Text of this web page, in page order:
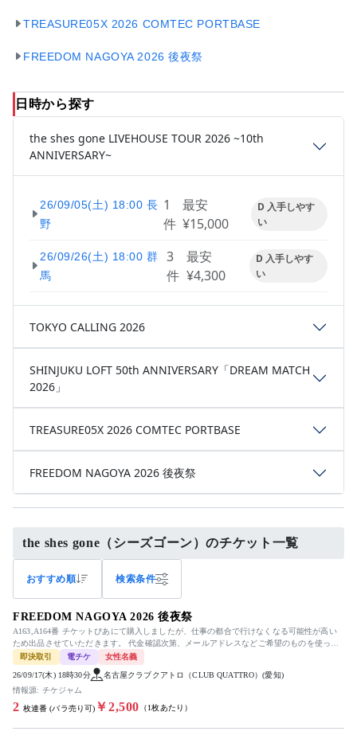
TREASURE05X 2026 COMTEC PORTBASE
FREEDOM NAGOYA 2026 後夜祭
日時から探す
the shes gone LIVEHOUSE TOUR 2026 ~10th
ANNIVERSARY~
26/09/05(土) 18:00 長
野
1
件
最安
¥15,000
D 入手しやす
い
26/09/26(土) 18:00 群
馬
3
件
最安
¥4,300
D 入手しやす
い
TOKYO CALLING 2026
SHINJUKU LOFT 50th ANNIVERSARY「DREAM MATCH
2026」
TREASURE05X 2026 COMTEC PORTBASE
FREEDOM NAGOYA 2026 後夜祭
the shes gone（シーズゴーン）のチケット一覧
おすすめ順 検索条件
FREEDOM NAGOYA 2026 後夜祭
A163,A164番 チケットぴあにて購入しましたが、仕事の都合で行けなくなる可能性が高い
ため出品させていただきます。 代金確認次第、メールアドレスなどご希望のものを使って
チケットを送ります。 ...
即決取引 電チケ 女性名義
26/09/17(木) 18時30分
名古屋クラブクアトロ（CLUB QUATTRO）(愛知)
情報源: チケジャム
2 枚連番 (バラ売り可) ￥2,500 （1枚あたり）